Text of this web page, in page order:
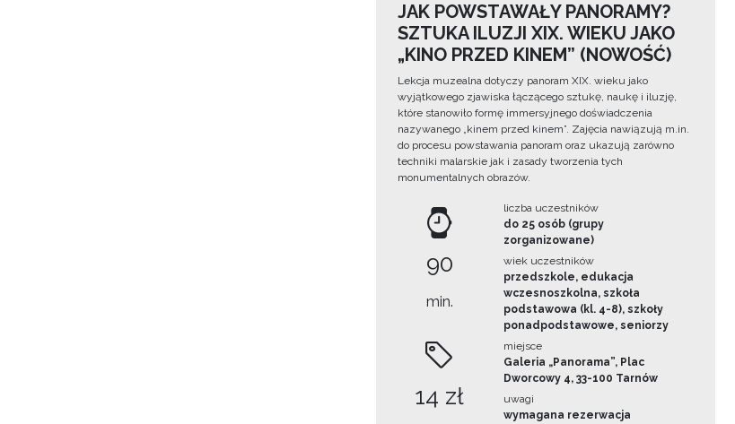
JAK POWSTAWAŁY PANORAMY?
SZTUKA ILUZJI XIX. WIEKU JAKO
„KINO PRZED KINEM” (NOWOŚĆ)
Lekcja muzealna dotyczy panoram XIX. wieku jako
wyjątkowego zjawiska łączącego sztukę, naukę i iluzję,
które stanowiło formę immersyjnego doświadczenia
nazywanego „kinem przed kinem”. Zajęcia nawiązują m.in.
do procesu powstawania panoram oraz ukazują zarówno
techniki malarskie jak i zasady tworzenia tych
monumentalnych obrazów.
90
min.
14 zł
liczba uczestników
do 25 osób (grupy
zorganizowane)
wiek uczestników
przedszkole, edukacja
wczesnoszkolna, szkoła
podstawowa (kl. 4-8), szkoły
ponadpodstawowe, seniorzy
miejsce
Galeria „Panorama”, Plac
Dworcowy 4, 33-100 Tarnów
uwagi
wymagana rezerwacja